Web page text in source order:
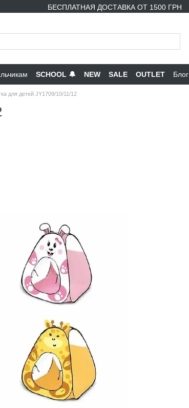
БЕСПЛАТНАЯ ДОСТАВКА ОТ 1500 ГРН
SCHOOL 🔔 NEW SALE OUTLET Блог
для детей JY1709/10/11/12